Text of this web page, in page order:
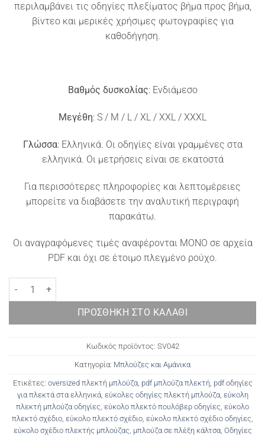
περιλαμβάνει τις οδηγίες πλεξίματος βήμα προς βήμα,
βίντεο και μερικές χρήσιμες φωτογραφίες για
καθοδήγηση.
Βαθμός δυσκολίας: Ενδιάμεσο
Μεγέθη: S / M / L / XL / XXL / XXXL
Γλώσσα: Ελληνικά. Οι οδηγίες είναι γραμμένες στα
ελληνικά. Οι μετρήσεις είναι σε εκατοστά
Για περισσότερες πληροφορίες και λεπτομέρειες
μπορείτε να διαβάσετε την αναλυτική περιγραφή
παρακάτω.
Οι αναγραφόμενες τιμές αναφέρονται ΜΟΝΟ σε αρχεία
PDF και όχι σε έτοιμο πλεγμένο ρούχο.
Πλεκτή μπλούζα Anyssia ποσότητα
ΠΡΟΣΘΉΚΗ ΣΤΟ ΚΑΛΆΘΙ
Κωδικός προϊόντος: SV042
Κατηγορία: Μπλούζες και Αμάνικα
Ετικέτες: oversized πλεκτή μπλούζα, pdf μπλούζα πλεκτή, pdf οδηγίες
για πλεκτά στα ελληνικά, εύκολες οδηγίες πλεκτή μπλούζα, εύκολη
πλεκτή μπλούζα οδηγίες, εύκολο πλεκτό πουλόβερ οδηγίες, εύκολο
πλεκτό σχέδιο, εύκολο πλεκτό σχέδιο, εύκολο πλεκτό σχέδιο οδηγίες,
εύκολο σχέδιο πλεκτής μπλούζας, μπλούζα σε πλέξη κάλτσα, Οδηγίες